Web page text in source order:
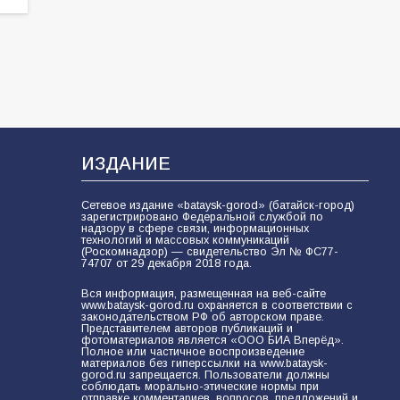
ИЗДАНИЕ
Сетевое издание «bataysk-gorod» (батайск-город)
зарегистрировано Федеральной службой по
надзору в сфере связи, информационных
технологий и массовых коммуникаций
(Роскомнадзор) — свидетельство Эл № ФС77-
74707 от 29 декабря 2018 года.
Вся информация, размещенная на веб-сайте
www.bataysk-gorod.ru охраняется в соответствии с
законодательством РФ об авторском праве.
Представителем авторов публикаций и
фотоматериалов является «ООО БИА Вперёд».
Полное или частичное воспроизведение
материалов без гиперссылки на www.bataysk-
gorod.ru запрещается. Пользователи должны
соблюдать морально-этические нормы при